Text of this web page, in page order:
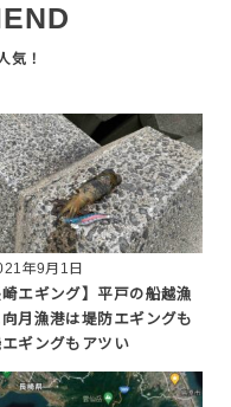
年9月1日
崎エギング】平戸の船越漁
月漁港は堤防エギングも
ギングもアツい